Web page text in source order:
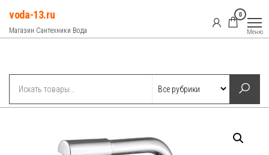
Перейти
содержимому
voda-13.ru
Магазин Сантехники Вода
0
Меню